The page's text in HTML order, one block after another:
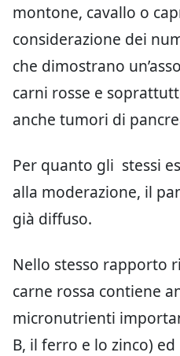
montone, cavallo o
considerazione dei
che dimostrano
carni rosse e
anche tumori di
Per quanto gli stessi
alla moderazione, il
già diffuso.
Nello stesso rapporto
carne rossa contiene
micronutrienti
B, il ferro e lo zinco)